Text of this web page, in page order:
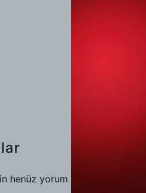
henüz yorum yapılmamış.